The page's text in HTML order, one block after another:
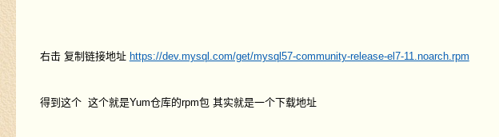
右击 复制链接地址 https://dev.mysql.com/get/mysql57-community-release-el7-11.noarch.rpm
得到这个 这个就是Yum仓库的rpm包 其实就是一个下载地址